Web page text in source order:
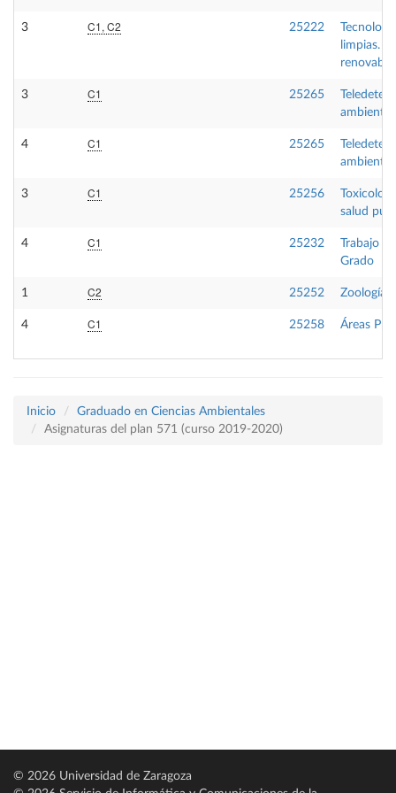
3 C1, C2 25222
limpias.
3 C1 25265
ambiental
4 C1 25265
ambiental
3 C1 25256
salud
4 C1 25232
Trabajo
Grado
1 C2 25252 Zoología
4 C1 25258 Áreas
Inicio
Graduado en Ciencias Ambientales
Asignaturas del plan 571 (curso 2019-2020)
© 2026 Universidad de Zaragoza